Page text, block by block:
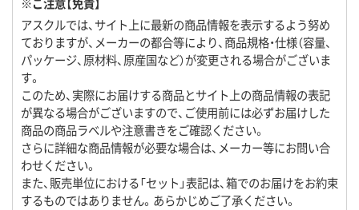
アスクルでは、サイト上に最新の商品情報を表示するよう努め
ておりますが、メーカーの都合等により、商品規格・仕様（容量、
パッケージ、原材料、原産国など）が変更される場合がございま
す。
このため、実際にお届けする商品とサイト上の商品情報の表記
が異なる場合がございますので、ご使用前には必ずお届けした
商品の商品ラベルや注意書きをご確認ください。
さらに詳細な商品情報が必要な場合は、メーカー等にお問い合
わせください。
また、販売単位における「セット」表記は、箱でのお届けをお約束
するものではありません。あらかじめご了承ください。